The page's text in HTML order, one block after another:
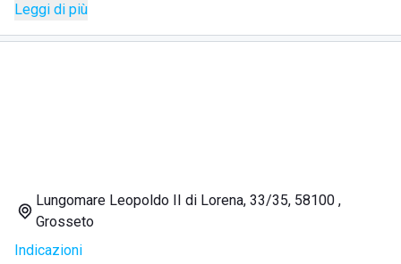
soddisfare ogni età ed ogni esigenza; è accessibile
facilmente anche alle persone diversamente abili cui mette
docce con acqua calda e fredda
cabine private con doccia
Leggi di più
Lungomare Leopoldo II di Lorena, 33/35, 58100 ,
Grosseto
Indicazioni